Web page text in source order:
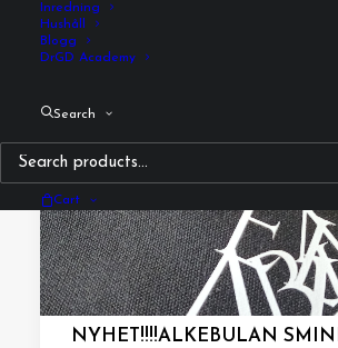
Inredning
Hushåll
Blogg
DrGD Academy
Search
Cart
NYHET!!!!ALKEBULAN